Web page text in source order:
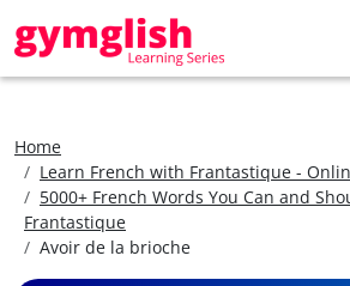
Home
Learn French with Frantastique -
5000+ French Words You Can and
Frantastique
Avoir de la brioche